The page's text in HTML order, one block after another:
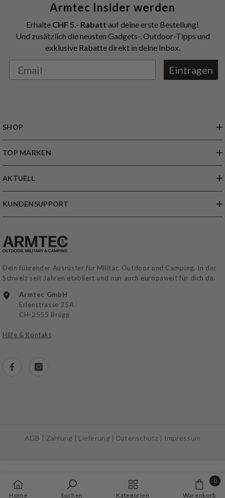
Armtec Insider werden
Erhalte CHF 5.- Rabatt auf deine erste Bestellung!
Und zusätzlich die neusten Gadgets-, Outdoor-Tipps und
exklusive Rabatte direkt in deine Inbox.
Eintragen
SHOP
TOP MARKEN
AKTUELL
KUNDENSUPPORT
Dein führender Ausrüster für Militär, Outdoor und Camping. In der
Schweiz seit Jahren etabliert und nun auch europaweit für dich da.
Armtec GmbH
Erlenstrasse 35A
CH-2555 Brügg
Hilfe & Kontakt
AGB | Zahlung | Lieferung | Datenschutz| Impressum
Home Suchen Kategorien Warenkorb
0